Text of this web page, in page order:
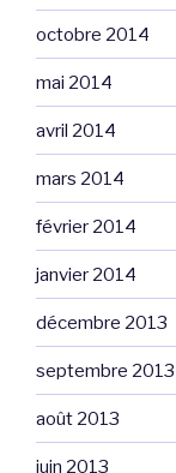
octobre 2014
mai 2014
avril 2014
mars 2014
février 2014
janvier 2014
décembre 2013
septembre 2013
août 2013
juin 2013